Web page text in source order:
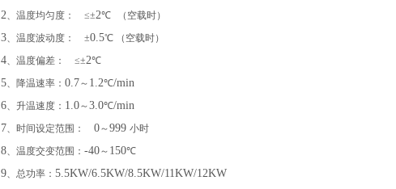
2、温度均匀度： ≤±2℃ （空载时）
3、温度波动度： ±0.5℃ （空载时）
4、温度偏差： ≤±2℃
5、降温速率： 0.7～ 1.2℃/min
6、升温速度： 1.0～3.0℃/min
7、时间设定范围： 0～999 小时
8、温度交变范围： -40～ 150℃
9、总功率： 5.5KW/6.5KW/8.5KW/11KW/12KW